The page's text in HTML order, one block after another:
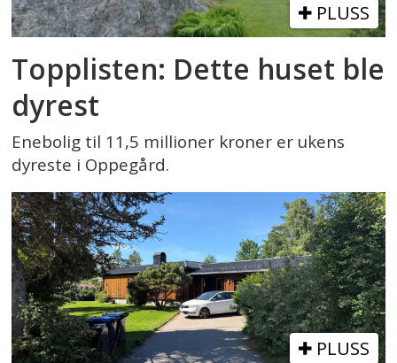
PLUSS
Topplisten: Dette huset ble
dyrest
Enebolig til 11,5 millioner kroner er ukens
dyreste i Oppegård.
PLUSS